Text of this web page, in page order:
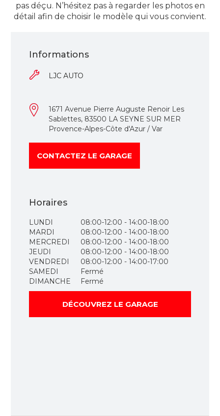
pas déçu. N’hésitez pas à regarder les photos en
détail afin de choisir le modèle qui vous convient.
Informations
LJC AUTO
1671 Avenue Pierre Auguste Renoir Les
Sablettes, 83500 LA SEYNE SUR MER
Provence-Alpes-Côte d'Azur / Var
CONTACTEZ LE GARAGE
Horaires
LUNDI
08:00-12:00 - 14:00-18:00
MARDI
08:00-12:00 - 14:00-18:00
MERCREDI
08:00-12:00 - 14:00-18:00
JEUDI
08:00-12:00 - 14:00-18:00
VENDREDI
08:00-12:00 - 14:00-17:00
SAMEDI
Fermé
DIMANCHE
Fermé
DÉCOUVREZ LE GARAGE